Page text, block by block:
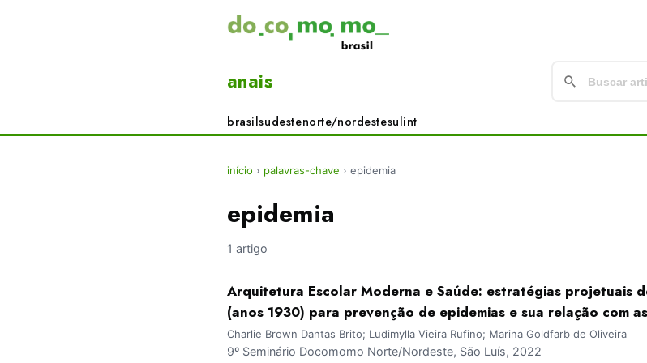
anais
brasilsudestenorte/nordestesulint
início › palavras-chave › epidemia
epidemia
1 artigo
Arquitetura Escolar Moderna e Saúde: estratégias projetuais
(anos 1930) para prevenção de epidemias e sua relação com
Charlie Brown Dantas Brito; Ludimylla Vieira Rufino; Marina Goldfarb de Oliveira
9º Seminário Docomomo Norte/Nordeste, São Luís, 2022